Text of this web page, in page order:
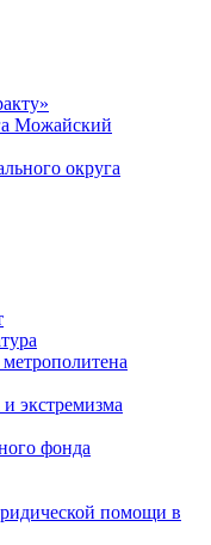
Можайский
округа
экстремизма
фонда
помощи в